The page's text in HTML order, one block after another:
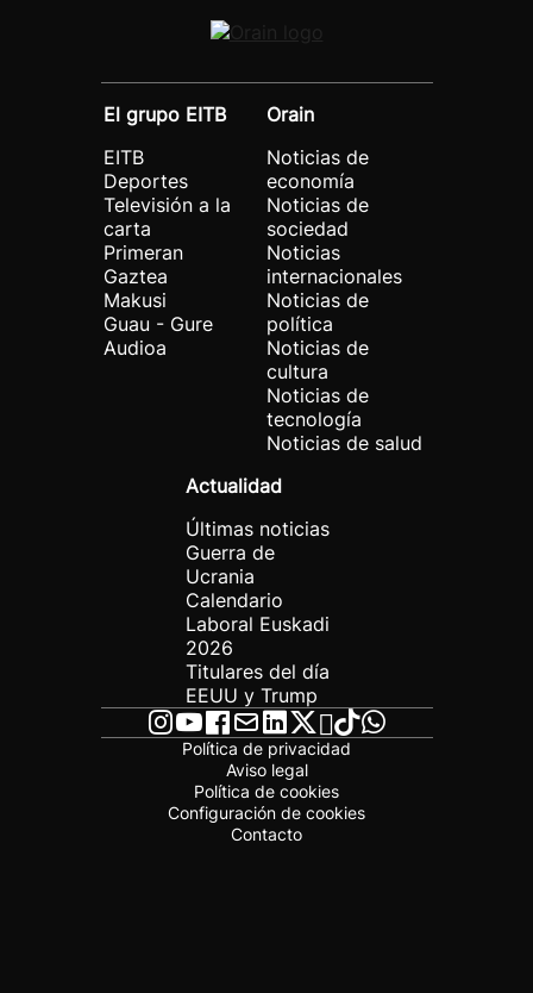
El grupo EITB
EITB
Deportes
Televisión a la
carta
Primeran
Gaztea
Makusi
Guau - Gure
Audioa
Orain
Noticias de
economía
Noticias de
sociedad
Noticias
internacionales
Noticias de
política
Noticias de
cultura
Noticias de
tecnología
Noticias de salud
Actualidad
Últimas noticias
Guerra de
Ucrania
Calendario
Laboral Euskadi
2026
Titulares del día
EEUU y Trump
Política de privacidad
Aviso legal
Política de cookies
Configuración de cookies
Contacto